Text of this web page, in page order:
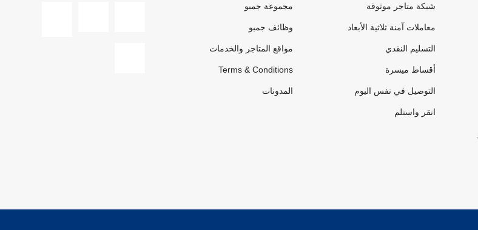
شبكة متاجر موثوقة
معاملات آمنة ثلاثية الأبعاد
التسليم النقدي
أقساط ميسرة
التوصيل في نفس اليوم
انقر واستلم
مجموعة جمبو
وظائف جمبو
مواقع المتاجر والخدمات
Terms & Conditions
المدونات